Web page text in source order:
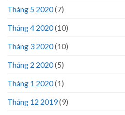
Tháng 5 2020(7)
Tháng 4 2020(10)
Tháng 3 2020(10)
Tháng 2 2020(5)
Tháng 1 2020(1)
Tháng 12 2019(9)